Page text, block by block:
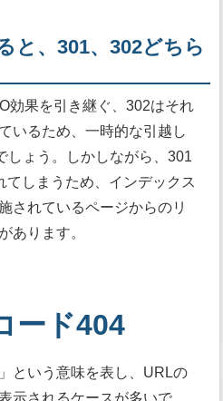
と、301、302どちら
効果を引き継ぐ、302はそれ
いるため、一時的な引越し
しょう。しかしながら、301
てしまうため、インデックス
されているページからのリ
あります。
ード404
という意味を表し、URLの